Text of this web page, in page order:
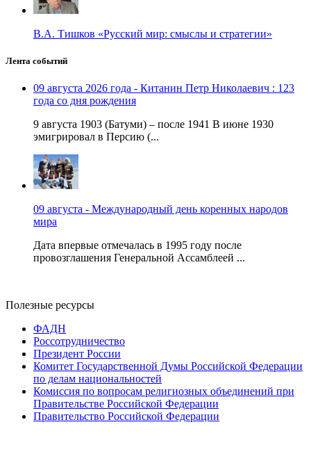
В.А. Тишков «Русский мир: смыслы и стратегии»
Лента событий
09 августа 2026 года - Китанин Петр Николаевич : 123
года со дня рождения
9 августа 1903 (Батуми) – после 1941 В июне 1930
эмигрировал в Персию (...
09 августа - Международный день коренных народов
мира
Дата впервые отмечалась в 1995 году после
провозглашения Генеральной Ассамблеей ...
Полезные ресурсы
ФАДН
Россотрудничество
Президент России
Комитет Государственной Думы Российской Федерации
по делам национальностей
Комиссия по вопросам религиозных объединений при
Правительстве Российской Федерации
Правительство Российской Федерации